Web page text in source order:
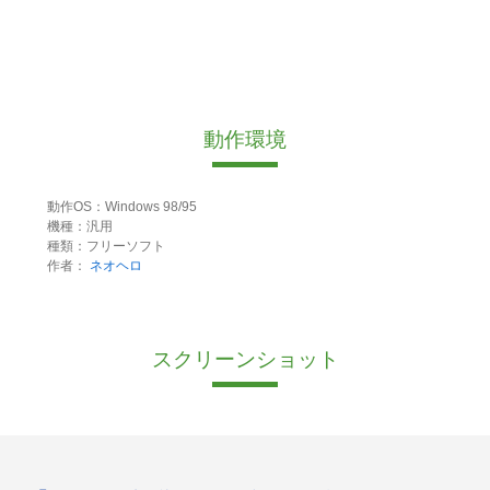
動作環境
動作OS：Windows 98/95
機種：汎用
種類：フリーソフト
作者：
ネオヘロ
スクリーンショット